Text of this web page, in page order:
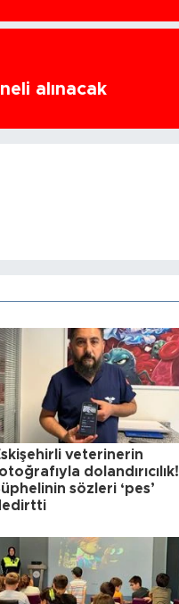
alınacak
veterinerin
dolandırıcılık!
sözleri ‘pes’